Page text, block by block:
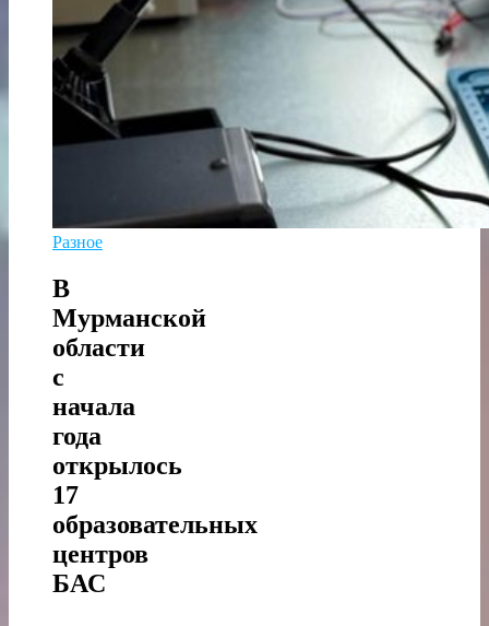
Разное
В
Мурманской
области
с
начала
года
открылось
17
образовательных
центров
БАС